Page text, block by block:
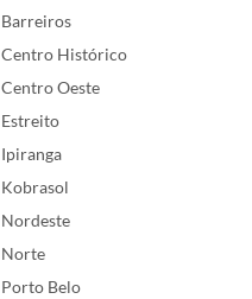
Barreiros
Centro Histórico
Centro Oeste
Estreito
Ipiranga
Kobrasol
Nordeste
Norte
Porto Belo